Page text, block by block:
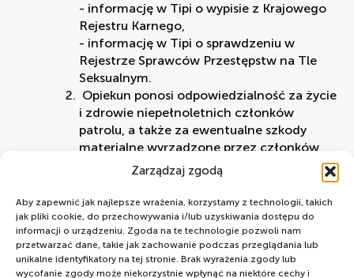
Zarządzaj zgodą
Aby zapewnić jak najlepsze wrażenia, korzystamy z technologii, takich
jak pliki cookie, do przechowywania i/lub uzyskiwania dostępu do
informacji o urządzeniu. Zgoda na te technologie pozwoli nam
przetwarzać dane, takie jak zachowanie podczas przeglądania lub
unikalne identyfikatory na tej stronie. Brak wyrażenia zgody lub
wycofanie zgody może niekorzystnie wpłynąć na niektóre cechy i
- informację w Tipi o wypisie z Krajowego
Rejestru Karnego,
- informację w Tipi o sprawdzeniu w
Rejestrze Sprawców Przestępstw na Tle
Seksualnym.
Opiekun ponosi odpowiedzialność za życie
i zdrowie niepełnoletnich członków
patrolu, a także za ewentualne szkody
materialne wyrządzone przez członków
Komenda wydarzenia może zażądać
zapewnienia patrolowi drugiego
pełnoletniego opiekuna.
Opiekun może, ale nie musi pełnić roli
patrolowego - osoby odpowiedzialnej za